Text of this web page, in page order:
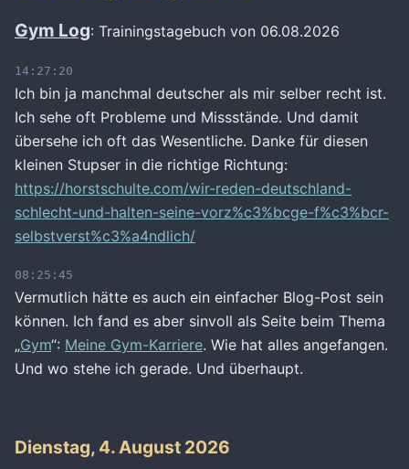
Gym Log: Trainingstagebuch von 06.08.2026
14:27:20
Ich bin ja manchmal deutscher als mir selber recht ist.
Ich sehe oft Probleme und Missstände. Und damit
übersehe ich oft das Wesentliche. Danke für diesen
kleinen Stupser in die richtige Richtung:
https://horstschulte.com/wir-reden-deutschland-
schlecht-und-halten-seine-vorz%c3%bcge-f%c3%bcr-
selbstverst%c3%a4ndlich/
08:25:45
Vermutlich hätte es auch ein einfacher Blog-Post sein
können. Ich fand es aber sinvoll als Seite beim Thema
„Gym“: Meine Gym-Karriere. Wie hat alles angefangen.
Und wo stehe ich gerade. Und überhaupt.
Dienstag, 4. August 2026